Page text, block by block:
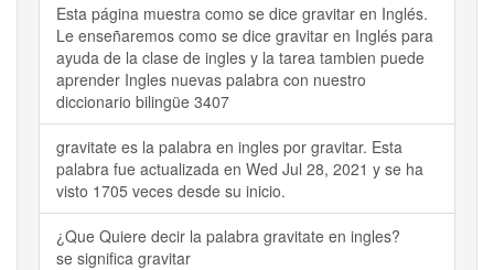
Esta página muestra como se dice gravitar en Inglés.
Le enseñaremos como se dice gravitar en Inglés para
ayuda de la clase de ingles y la tarea tambien puede
aprender Ingles nuevas palabra con nuestro
diccionario bilingüe 3407
gravitate es la palabra en ingles por gravitar. Esta
palabra fue actualizada en Wed Jul 28, 2021 y se ha
visto 1705 veces desde su inicio.
¿Que Quiere decir la palabra gravitate en ingles?
se significa gravitar